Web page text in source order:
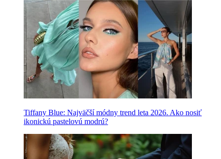
Tiffany Blue: Najväčší módny trend leta 2026. Ako nosiť
ikonickú pastelovú modrú?